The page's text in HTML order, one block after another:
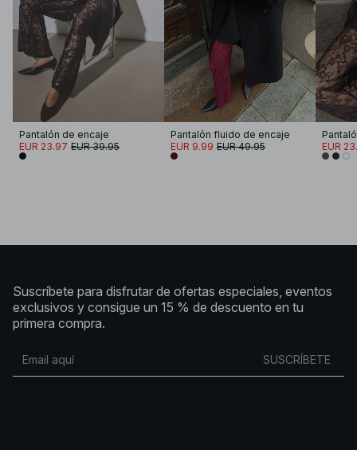
Pantalón de encaje
EUR 23.97 EUR 39.95
Pantalón fluido de encaje
EUR 9.99 EUR 49.95
EUR
Suscríbete para disfrutar de ofertas especiales, eventos
exclusivos y consigue un 15 % de descuento en tu
primera compra.
SUSCRÍBETE